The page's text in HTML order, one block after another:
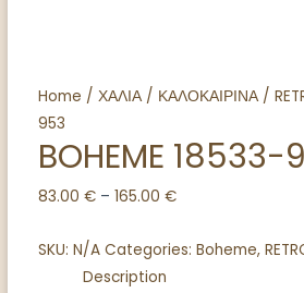
Home / ΧΑΛΙΑ/ ΚΑΛΟΚΑΙΡΙΝΑ/
953
BOHEME 18533-
83.00 €– 165.00 €
SKU: N/A Categories: Boheme,
Description